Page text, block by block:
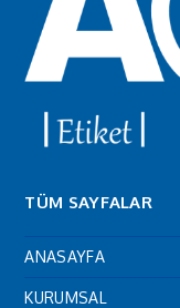
TÜM SAYFALAR
ANASAYFA
KURUMSAL